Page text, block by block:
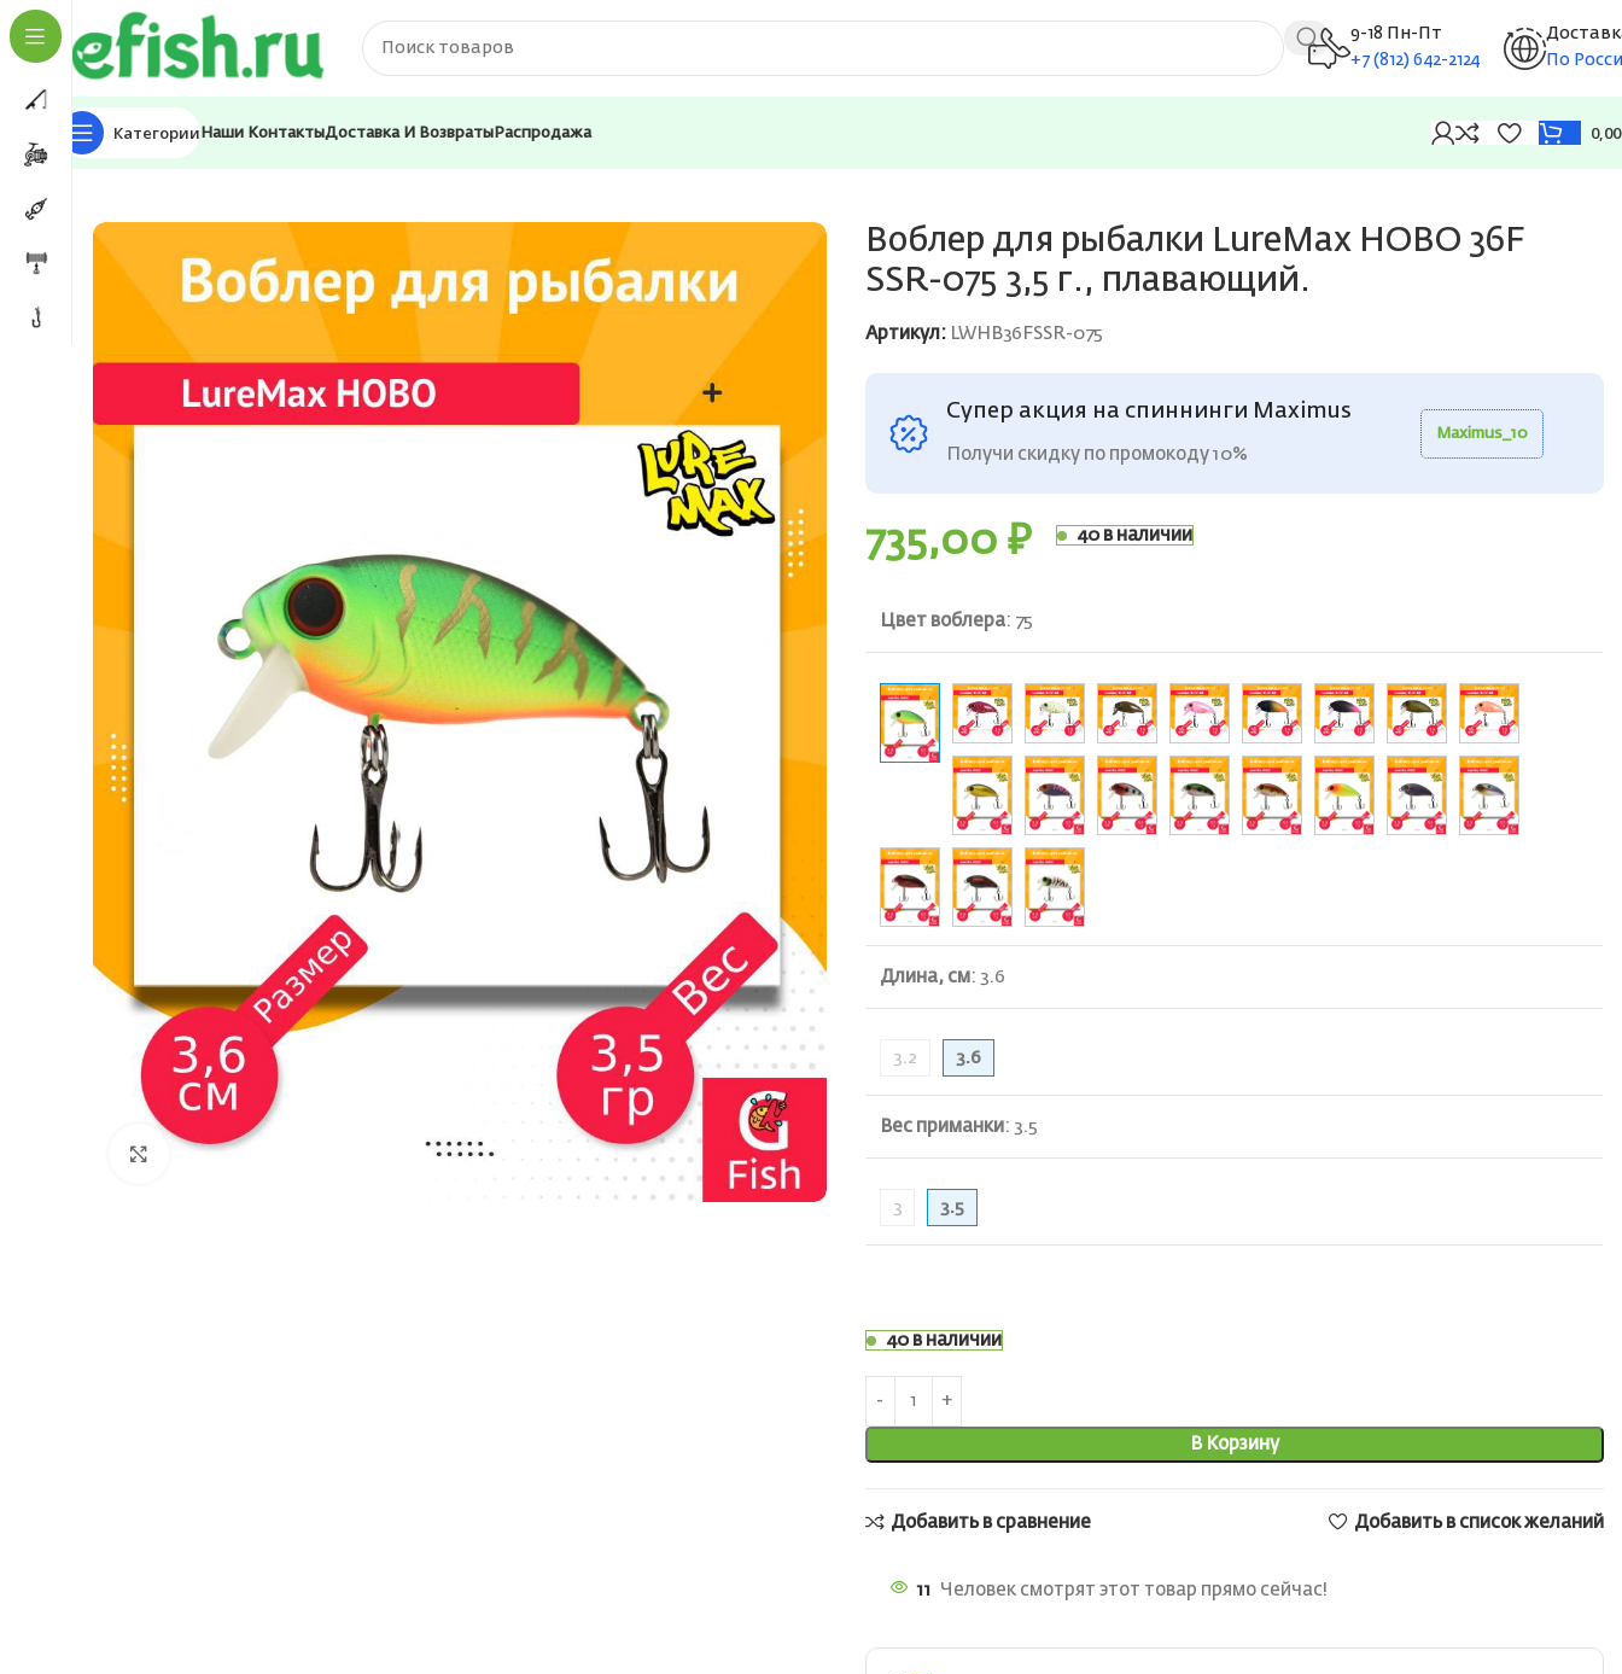
9-18 Пн-Пт
+7 (812) 642-2124
По
Категории Наши КонтактыДоставка И Возвраты Распродажа
Главная Приманки
Нажмите, чтобы увеличить
Воблер для рыбалки LureMax HOBO 36F
SSR-075 3,5 г., плавающий.
Артикул: LWHB36FSSR-075
Супер акция на спиннинги Maximus
Получи скидку по промокоду 10%
Maximus_10
735,00 ₽ 40 в наличии
Цвет воблера: 75
Длина, см: 3.6
3.2 3.6
Вес приманки: 3.5
3 3.5
40 в наличии
В Корзину
Добавить в сравнение Добавить в список желаний
11 Человек смотрят этот товар прямо сейчас!